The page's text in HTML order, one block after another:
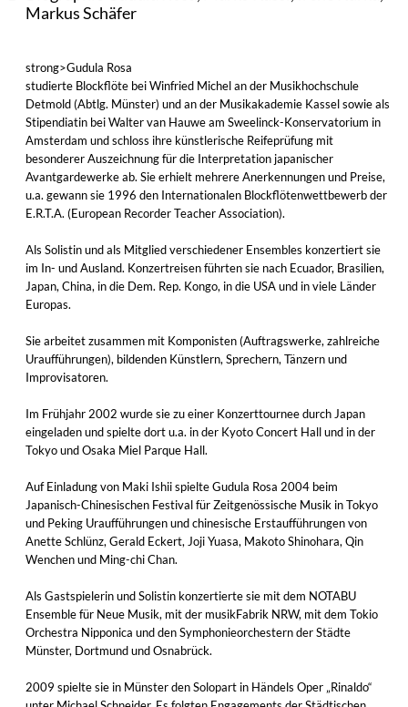
Markus Schäfer
strong>Gudula Rosa
studierte Blockflöte bei Winfried Michel an der Musikhochschule
Detmold (Abtlg. Münster) und an der Musikakademie Kassel sowie als
Stipendiatin bei Walter van Hauwe am Sweelinck-Konservatorium in
Amsterdam und schloss ihre künstlerische Reifeprüfung mit
besonderer Auszeichnung für die Interpretation japanischer
Avantgardewerke ab. Sie erhielt mehrere Anerkennungen und Preise,
u.a. gewann sie 1996 den Internationalen Blockflötenwettbewerb der
E.R.T.A. (European Recorder Teacher Association).
Als Solistin und als Mitglied verschiedener Ensembles konzertiert sie
im In- und Ausland. Konzertreisen führten sie nach Ecuador, Brasilien,
Japan, China, in die Dem. Rep. Kongo, in die USA und in viele Länder
Europas.
Sie arbeitet zusammen mit Komponisten (Auftragswerke, zahlreiche
Uraufführungen), bildenden Künstlern, Sprechern, Tänzern und
Improvisatoren.
Im Frühjahr 2002 wurde sie zu einer Konzerttournee durch Japan
eingeladen und spielte dort u.a. in der Kyoto Concert Hall und in der
Tokyo und Osaka Miel Parque Hall.
Auf Einladung von Maki Ishii spielte Gudula Rosa 2004 beim
Japanisch-Chinesischen Festival für Zeitgenössische Musik in Tokyo
und Peking Uraufführungen und chinesische Erstaufführungen von
Anette Schlünz, Gerald Eckert, Joji Yuasa, Makoto Shinohara, Qin
Wenchen und Ming-chi Chan.
Als Gastspielerin und Solistin konzertierte sie mit dem NOTABU
Ensemble für Neue Musik, mit der musikFabrik NRW, mit dem Tokio
Orchestra Nipponica und den Symphonieorchestern der Städte
Münster, Dortmund und Osnabrück.
2009 spielte sie in Münster den Solopart in Händels Oper „Rinaldo“